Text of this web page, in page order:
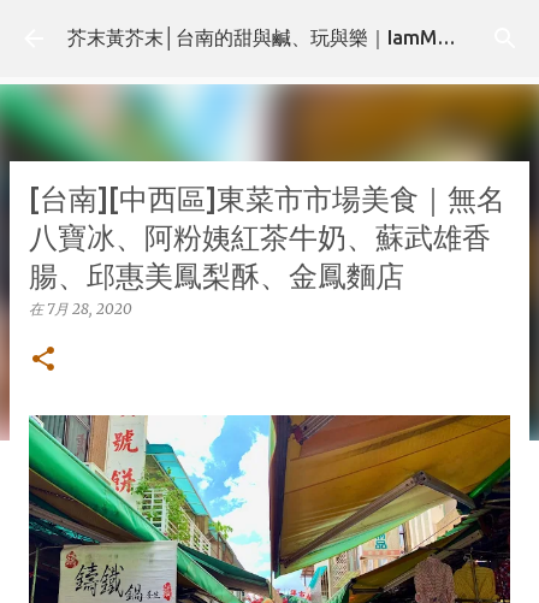
跳至主要內容 芥末黃芥末│台南的甜與鹹、玩與樂｜IamMMMustard.com
[台南][中西區]東菜市市場美食｜無名
八寶冰、阿粉姨紅茶牛奶、蘇武雄香
腸、邱惠美鳳梨酥、金鳳麵店
在 7月 28, 2020